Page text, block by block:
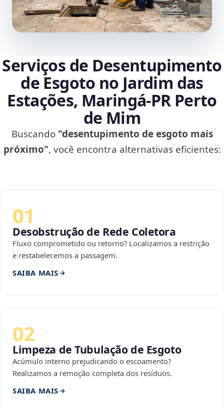
Serviços de Desentupimento
de Esgoto no Jardim das
Estações, Maringá‑PR Perto
de Mim
Buscando "desentupimento de esgoto mais
próximo", você encontra alternativas eficientes:
01
Desobstrução de Rede Coletora
Fluxo comprometido ou retorno? Localizamos a restrição
e restabelecemos a passagem.
SAIBA MAIS
02
Limpeza de Tubulação de Esgoto
Acúmulo interno prejudicando o escoamento?
Realizamos a remoção completa dos resíduos.
SAIBA MAIS